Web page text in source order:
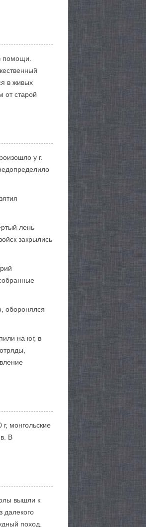
помощи.
в живых
от старой
у г.
лень
закрылись
оборонялся
на юг, в
монгольские
В
вышли к
далекого
поход.